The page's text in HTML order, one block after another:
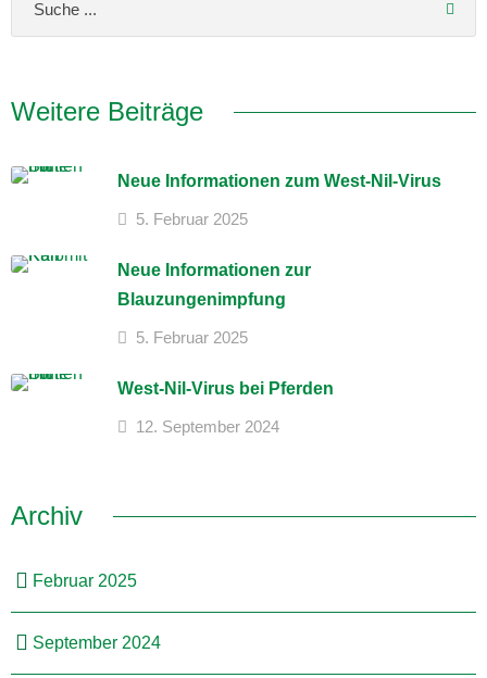
Weitere Beiträge
Neue Informationen zum West-Nil-Virus
5. Februar 2025
Neue Informationen zur
Blauzungenimpfung
5. Februar 2025
West-Nil-Virus bei Pferden
12. September 2024
Archiv
Februar 2025
September 2024